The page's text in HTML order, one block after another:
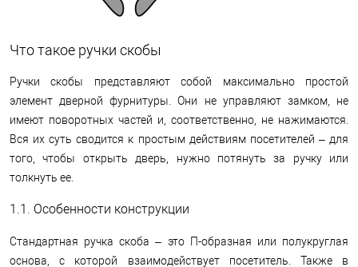
Что такое ручки скобы
Ручки скобы представляют собой максимально простой
элемент дверной фурнитуры. Они не управляют замком, не
имеют поворотных частей и, соответственно, не нажимаются.
Вся их суть сводится к простым действиям посетителей – для
того, чтобы открыть дверь, нужно потянуть за ручку или
толкнуть ее.
1.1. Особенности конструкции
Стандартная ручка скоба – это П-образная или полукруглая
основа, с которой взаимодействует посетитель. Также в